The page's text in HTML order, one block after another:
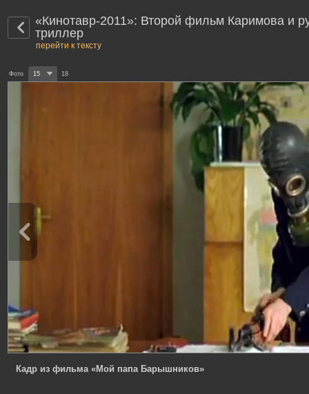
«Кинотавр-2011»: Второй фильм Каримова и
триллер
перейти к тексту
Фото 15 18
Кадр из фильма «Мой папа Барышников»